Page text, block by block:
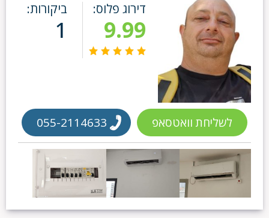
דירוג פלוס:
9.99
ביקורות:
1
לשליחת וואטסאפ 055-2114633